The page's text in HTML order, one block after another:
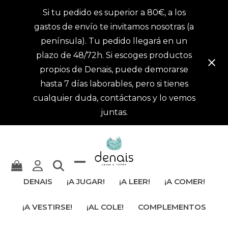
Si tu pedido es superior a 80€, a los
gastos de envío te invitamos nosotras (a
península). Tu pedido llegará en un
plazo de 48/72h. Si escoges productos
propios de Denais, puede demorarse
hasta 7 días laborables, pero si tienes
cualquier duda, contáctanos y lo vemos
juntas.
ocultar
móvil
DENAIS ¡A JUGAR! ¡A LEER! ¡A COMER!
¡A VESTIRSE! ¡AL COLE! COMPLEMENTOS